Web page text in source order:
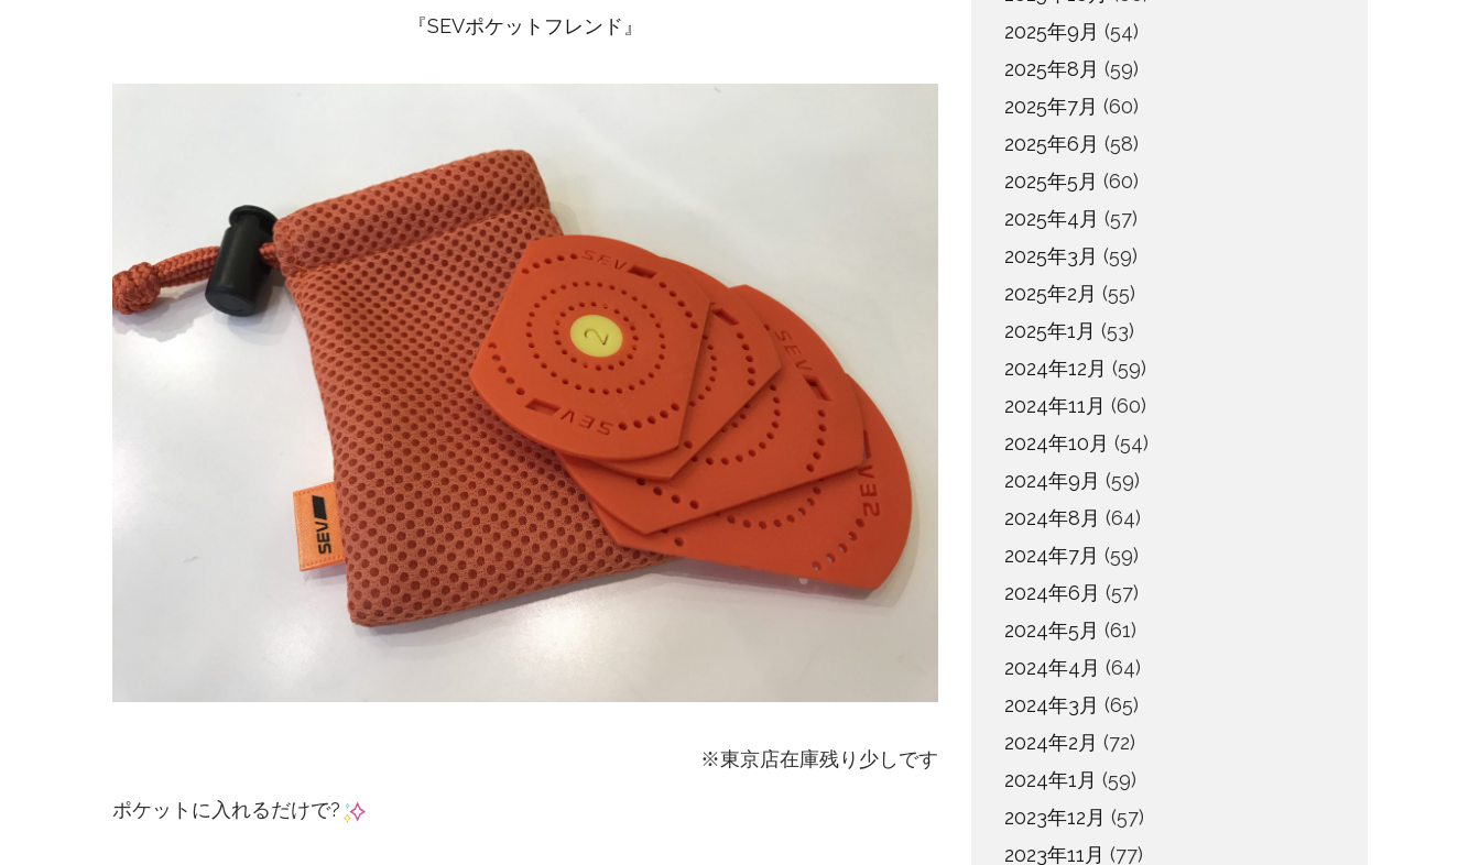
『SEVポケットフレンド 』
※東京店在庫残り少しです
ポケットに入れるだけで?
2025年9月 (54)
2025年8月 (59)
2025年7月 (60)
2025年6月 (58)
2025年5月 (60)
2025年4月 (57)
2025年3月 (59)
2025年2月 (55)
2025年1月 (53)
2024年12月 (59)
2024年11月 (60)
2024年10月 (54)
2024年9月 (59)
2024年8月 (64)
2024年7月 (59)
2024年6月 (57)
2024年5月 (61)
2024年4月 (64)
2024年3月 (65)
2024年2月 (72)
2024年1月 (59)
2023年12月 (57)
2023年11月 (77)